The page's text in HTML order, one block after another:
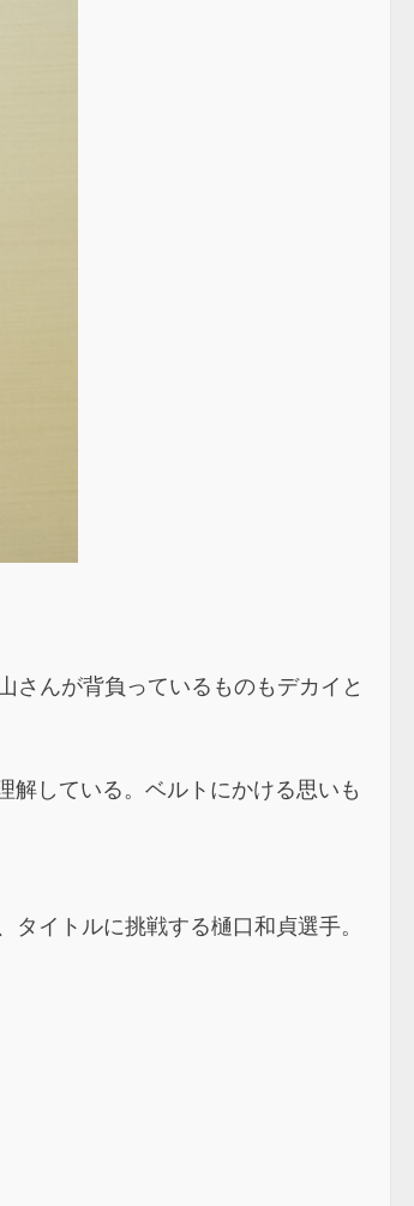
さんが背負っているものもデカイと
解している。ベルトにかける思いも
イトルに挑戦する樋口和貞選手。